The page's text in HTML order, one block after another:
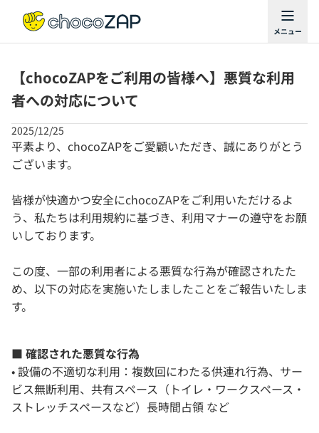
【chocoZAPをご利用の皆様へ】悪質な利用
者への対応について
2025/12/25
平素より、chocoZAPをご愛顧いただき、誠にありがとう
ございます。
皆様が快適かつ安全にchocoZAPをご利用いただけるよ
う、私たちは利用規約に基づき、利用マナーの遵守をお願
いしております。
この度、一部の利用者による悪質な行為が確認されたた
め、以下の対応を実施いたしましたことをご報告いたしま
す。
■ 確認された悪質な行為
• 設備の不適切な利用：複数回にわたる供連れ行為、サー
ビス無断利用、共有スペース（トイレ・ワークスペース・
ストレッチスペースなど）長時間占領 など